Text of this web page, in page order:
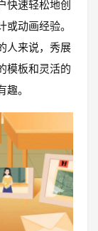
快速轻松地创
动画经验。
人来说，秀展
模板和灵活的
。